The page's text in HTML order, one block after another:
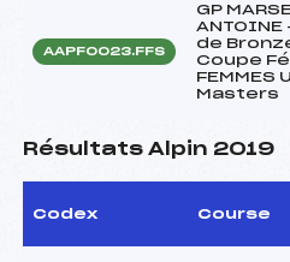
AAPF0023.FFS
GP
ANTOINE
de
Coupe
FEMMES
Masters
Résultats Alpin 2019
Codex Course